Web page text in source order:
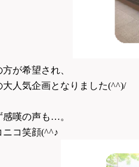
が希望され、
人気企画となりました(^^)/
嘆の声も…。
コ笑顔(^^♪